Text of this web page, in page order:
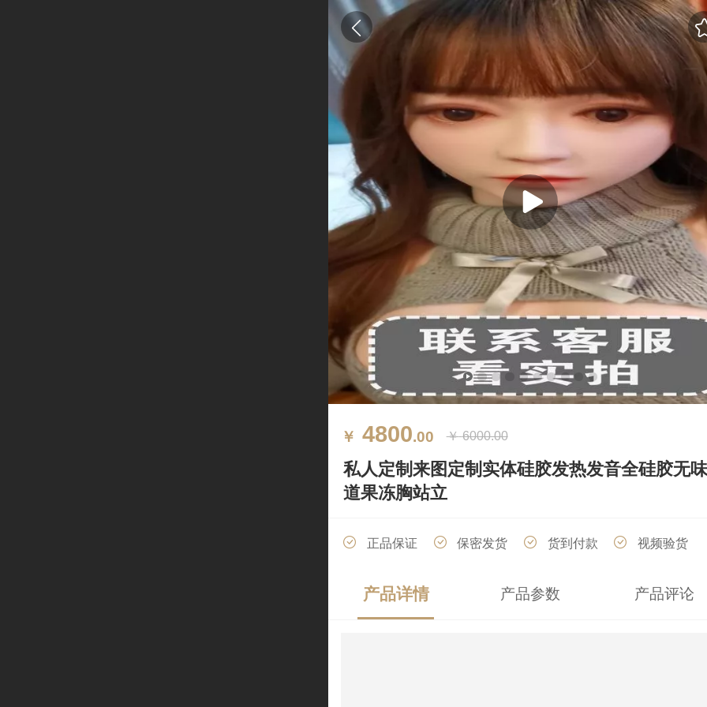
￥ 4800.00 ￥ 6000.00
私人定制来图定制实体硅胶发热发音全硅胶无
道果冻胸站立
正品保证 保密发货 货到付款 视频验货
厂家直销 分期付款
产品详情 产品参数 产品评论